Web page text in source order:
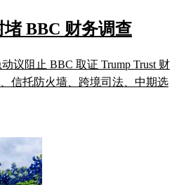
BBC 财务调查
议阻止 BBC 取证 Trump Trust 财
信托防火墙、跨境司法、中期选